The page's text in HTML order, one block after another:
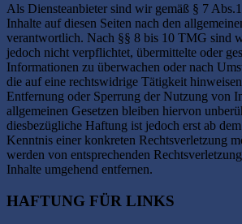
Als Diensteanbieter sind wir gemäß § 7
Inhalte auf diesen Seiten nach den
verantwortlich. Nach §§ 8 bis 10 TMG sind
jedoch nicht verpflichtet, übermittelte oder
Informationen zu überwachen oder nach
die auf eine rechtswidrige Tätigkeit
Entfernung oder Sperrung der Nutzung von
allgemeinen Gesetzen bleiben hiervon
diesbezügliche Haftung ist jedoch erst ab
Kenntnis einer konkreten Rechtsverletzung
werden von entsprechenden
Inhalte umgehend entfernen.
HAFTUNG FÜR LINKS